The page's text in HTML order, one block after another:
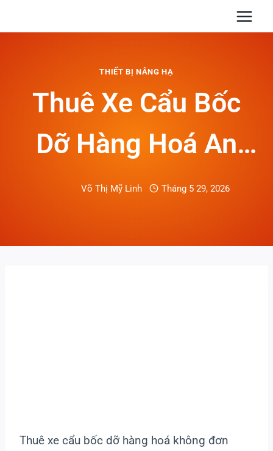
THIẾT BỊ NÂNG HẠ
Thuê Xe Cẩu Bốc
Dỡ Hàng Hoá An
Toàn, Đúng Kỹ
Võ Thị Mỹ Linh Tháng 5 29, 2026
Thuê xe cẩu bốc dỡ hàng hoá không đơn